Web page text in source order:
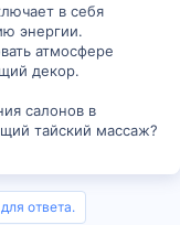
в себя
энергии.
атмосфере
декор.
салонов в
тайский массаж?
ответа.